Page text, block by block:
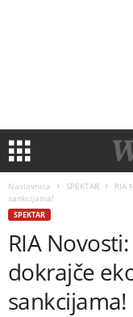
Naslovnica SPEKTAR
RIA
sankcijama!
SPEKTAR
RIA
dokrajče
sankcijama!